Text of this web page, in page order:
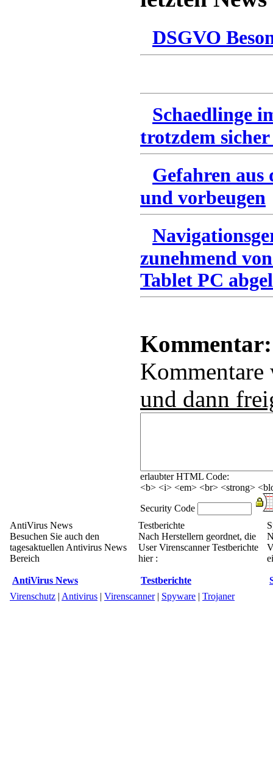
DSGVO
Schaedlinge
trotzdem
Gefahren
und vorbeugen
zunehmend
Tablet PC
Kommentar:
und dann
erlaubter HTML Code:
<b> <i> <em> <br> <strong>
Security Code
AntiVirus News
Besuchen Sie auch den
tagesaktuellen Antivirus News
Bereich
AntiVirus News
Testberichte
Nach Herstellern geordnet, die
User Virenscanner Testberichte
hier :
Testberichte
Virenschutz | Antivirus | Virenscanner| Spyware | Trojaner